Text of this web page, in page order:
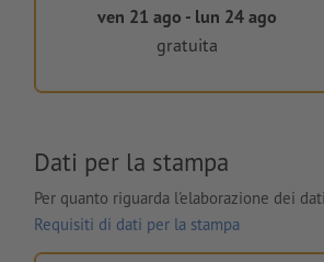
ven 21 ago - lun 24 ago
gratuita
Dati per la stampa
Per quanto riguarda l'elaborazione dei
Requisiti di dati per la stampa